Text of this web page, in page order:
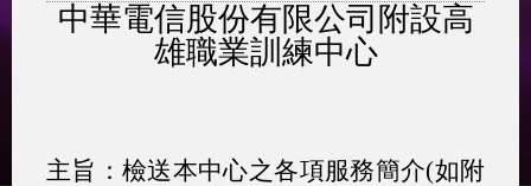
中華電信股份有限公司附設高
雄職業訓練中心
主旨：檢送本中心之各項服務簡介(如附